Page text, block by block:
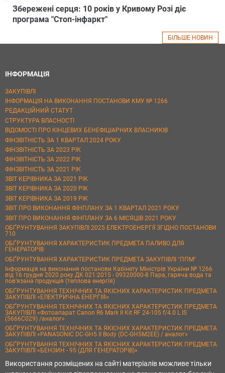
Збережені серця: 10 років у Кривому Розі діє
програма "Стоп-інфаркт"
БІЛЬШЕ НОВИН
ІНФОРМАЦІЯ
ЗАКУПІВЛІ
ІНФОРМАЦІЯ НА ВИКОНАННЯ ПОСТАНОВИ КМУ № 1266
РЕДАКЦІЙНИЙ СТАТУТ
СТРУКТУРА ВЛАСНОСТІ
ВІДОМОСТІ ПРО КІНЦЕВИХ БЕНЕФІЦІАРНИХ ВЛАСНИКІВ
ФІНЗВІТНІСТЬ ЗА 1 КВАРТАЛ 2024 РОКУ
ФІНЗВІТНІСТЬ ЗА 2023 РІК
ФІНЗВІТНІСТЬ ЗА 2022 РІК
ФІНЗВІТНІСТЬ ЗА 2021 РІК
ЗВІТ КЕРІВНИКА ЗА 2021 РІК
ЗВІТ КЕРІВНИКА ЗА 2020 РІК
ЗВІТ КЕРІВНИКА ЗА 2019 РІК
ЗВІТ ПРО ВИКОНАННЯ ФІНПЛАНУ ЗА 1 КВАРТАЛ 2021 РОКУ
ЗВІТ ПРО ВИКОНАННЯ ФІНПЛАНУ ЗА 6 МІСЯЦІВ 2021 РОКУ
ОБҐРУНТУВАННЯ ЗАКУПІВЛІ 2025 ЕЛЕКТРОЕНЕРГІЇ ЗГІДНО ПОСТАНОВИ
710
ОБҐРУНТУВАННЯ ХАРАКТЕРИСТИК ПРЕДМЕТА ПАЛИВО ДЛЯ
ГЕНЕРАТОРІВ
ОБҐРУНТУВАННЯ ХАРАКТЕРИСТИК ПРЕДМЕТА ЗАКУПІВЛІ "ППМ"
Інформація на виконання постанови Кабінету Міністрів України № 1266
від 16 грудня 2020 року ДК 021:2015 - 09320000-8 Пара, гаряча вода та
пов’язана продукція (теплова енергія)
ОБҐРУНТУВАННЯ ТЕХНІЧНИХ ТА ЯКІСНИХ ХАРАКТЕРИСТИК ПРЕДМЕТА
ЗАКУПІВЛІ «ЕЛЕКТРИЧНА ЕНЕРГІЯ»
ОБҐРУНТУВАННЯ ТЕХНІЧНИХ ТА ЯКІСНИХ ХАРАКТЕРИСТИК ПРЕДМЕТА
ЗАКУПІВЛІ «Фотоапарат Canon R6 Mark II Kit RF 24-105 f/4.0 L IS
(5666C029) /аналог»
ОБҐРУНТУВАННЯ ТЕХНІЧНИХ ТА ЯКІСНИХ ХАРАКТЕРИСТИК ПРЕДМЕТА
ЗАКУПІВЛІ «PANASONIC DC-GH5 II Body (DC-GH5M2EE) / аналог»
ОБҐРУНТУВАННЯ ТЕХНІЧНИХ ТА ЯКІСНИХ ХАРАКТЕРИСТИК ПРЕДМЕТА
ЗАКУПІВЛІ «БЕНЗИН - 95 (ДЛЯ ГЕНЕРАТОРІВ)»
Використання розміщених на сайті матеріалів можливе тільки